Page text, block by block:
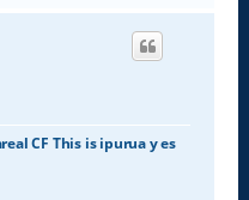
r
CF This is ipurua y es